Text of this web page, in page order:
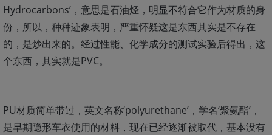
Hydrocarbons’，意思是石油烃，明显不符合它作为材质的身
份，所以，种种迹象表明，严重怀疑这是东西其实是不存在
的，是炒出来的。经过性能、化学成分的测试实验后得出，这
个东西，其实就是PVC。
PU材质简单带过，英文名称‘polyurethane’，学名‘聚氨酯’，
是早期隐形车衣使用的材料，现在已经逐渐被取代，基本没有